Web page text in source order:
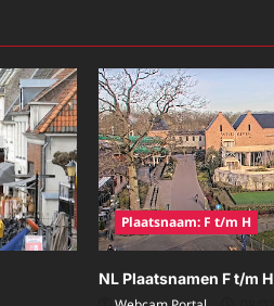
Plaatsnaam: F t/m H
NL Plaatsnamen F t/m H